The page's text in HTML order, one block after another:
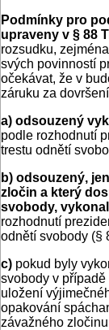
Podmínky pro
upraveny v § 88
rozsudku,
svých povinností
očekávat, že v
záruku za
a) odsouzený
podle rozhodnutí
trestu odnětí
b) odsouzený,
zločin a který
svobody,
rozhodnutí
odnětí svobody (§
c) pokud byly
svobody v
uložení
opakování
závažného